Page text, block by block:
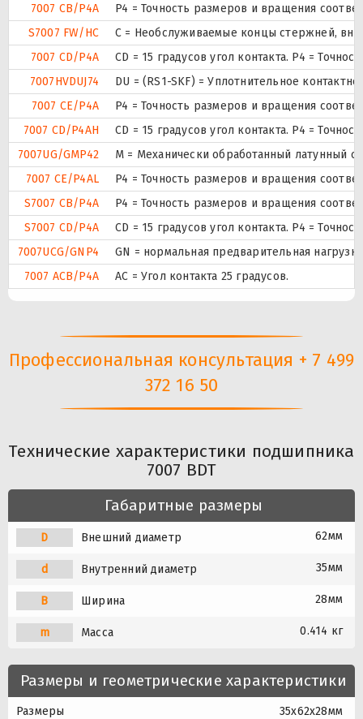
7007 CB/P4A
P4 = Точность размеров и вращения
S7007 FW/HC
С = Необслуживаемые концы стержней,
7007 CD/P4A
CD = 15 градусов угол контакта. P4 =
7007HVDUJ74
DU = (RS1-SKF) = Уплотнительное
7007 CE/P4A
P4 = Точность размеров и вращения
7007 CD/P4AH
CD = 15 градусов угол контакта. P4 =
7007UG/GMP42
М = Механически обработанный латунный
7007 CE/P4AL
P4 = Точность размеров и вращения
S7007 CB/P4A
P4 = Точность размеров и вращения
S7007 CD/P4A
CD = 15 градусов угол контакта. P4 =
7007UCG/GNP4
GN = нормальная предварительная
7007 ACB/P4A
AC = Угол контакта 25 градусов.
Профессиональная консультация + 7 499
372 16 50
Технические характеристики подшипника
7007 BDT
Габаритные размеры
D Внешний диаметр 62мм
d Внутренний диаметр 35мм
B Ширина 28мм
m Масса 0.414 кг
Размеры и геометрические характеристики
Размеры 35x62x28мм